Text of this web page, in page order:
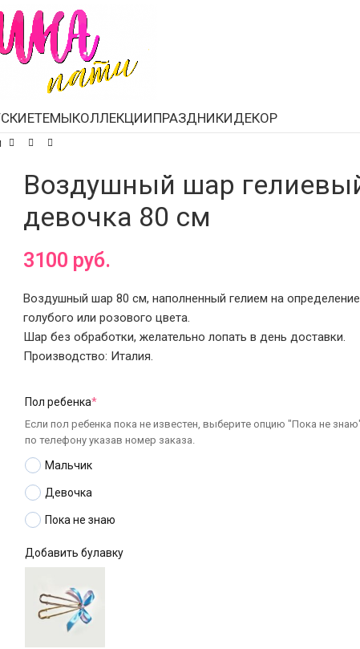
ТЕМЫКОЛЛЕКЦИИПРАЗДНИКИДЕКОР
Воздушный шар
девочка 80 см
3100 руб.
Воздушный шар 80 см, наполненный гелием на
голубого или розового цвета.
Шар без обработки, желательно лопать в день доставки.
Производство: Италия.
Пол ребенка*
Если пол ребенка пока не известен, выберите опцию "Пока не
по телефону указав номер заказа.
Мальчик
Девочка
Пока не знаю
Добавить булавку